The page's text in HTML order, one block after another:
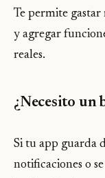
Te permite gastar
y agregar
reales.
¿Necesito un
Si tu app guarda
notificaciones o